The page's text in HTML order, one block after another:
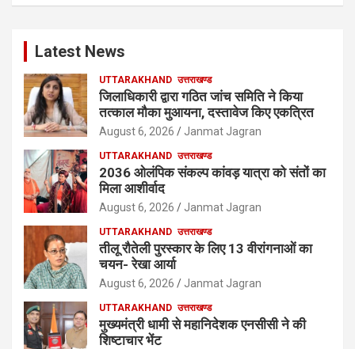
Latest News
UTTARAKHAND उत्तराखण्ड
जिलाधिकारी द्वारा गठित जांच समिति ने किया
तत्काल मौका मुआयना, दस्तावेज किए एकत्रित
August 6, 2026 Janmat Jagran
UTTARAKHAND उत्तराखण्ड
2036 ओलंपिक संकल्प कांवड़ यात्रा को संतों का
मिला आशीर्वाद
August 6, 2026 Janmat Jagran
UTTARAKHAND उत्तराखण्ड
तीलू रौतेली पुरस्कार के लिए 13 वीरांगनाओं का
चयन- रेखा आर्या
August 6, 2026 Janmat Jagran
UTTARAKHAND उत्तराखण्ड
मुख्यमंत्री धामी से महानिदेशक एनसीसी ने की
शिष्टाचार भेंट